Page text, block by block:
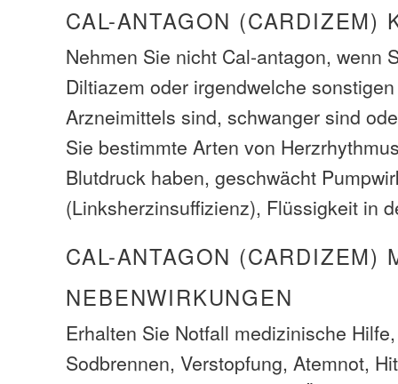
CAL-ANTAGON (CARDIZEM)
Nehmen Sie nicht Cal-antagon, wenn
Diltiazem oder irgendwelche
Arzneimittels sind, schwanger sind
Sie bestimmte Arten von
Blutdruck haben, geschwächt
(Linksherzinsuffizienz), Flüssigkeit in
CAL-ANTAGON (CARDIZEM)
NEBENWIRKUNGEN
Erhalten Sie Notfall medizinische
Sodbrennen, Verstopfung, Atemnot,